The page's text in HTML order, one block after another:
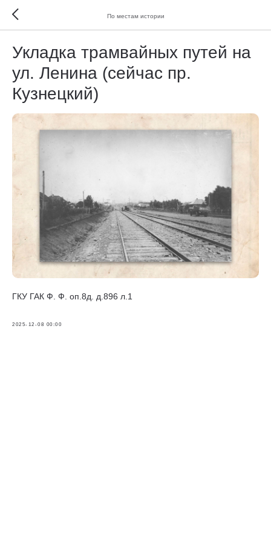
По местам истории
Укладка трамвайных путей на
ул. Ленина (сейчас пр.
Кузнецкий)
ГКУ ГАК Ф. Ф. оп.8д. д.896 л.1
2025-12-08 00:00